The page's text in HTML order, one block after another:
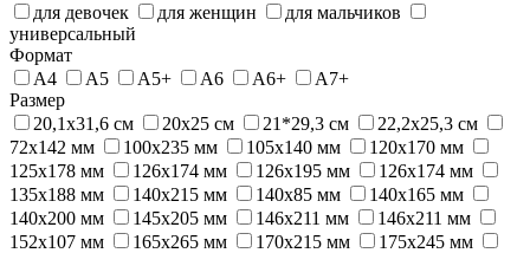
для девочек
для женщин
для мальчиков
универсальный
Формат
А4
А5 А5+ А6 А6+
А7+
Размер
20,1х31,6 см
20х25 см 21*29,3 см
22,2х25,3 см
72x142 мм
100x235 мм 105х140 мм
120х170 мм
125x178 мм
126x174 мм 126x195 мм
126х174 мм
135х188 мм
140x215 мм 140х85 мм
140х165 мм
140х200 мм
145х205 мм 146x211 мм
146х211 мм
152х107 мм
165х265 мм 170x215 мм
175х245 мм